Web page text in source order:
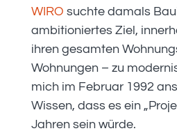
WIRO suchte damals
ambitioniertes Ziel,
ihren gesamten
Wohnungen – zu
mich im Februar 1992
Wissen, dass es ein
Jahren sein würde.